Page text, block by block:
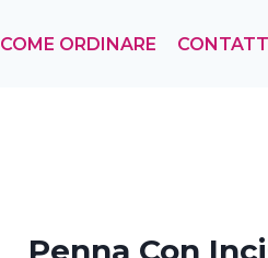
COME ORDINARE
Penna Con